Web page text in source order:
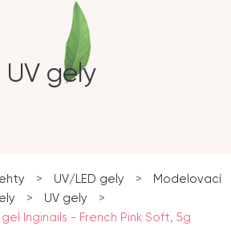
UV gely
> UV/LED gely >
Modelovací
> UV gely
>
Inginails - French Pink Soft, 5g